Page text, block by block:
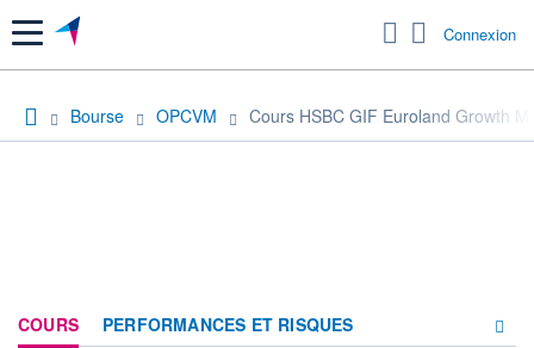
Menu Connexion
Bourse OPCVM Cours HSBC GIF Euroland Growth
COURS PERFORMANCES ET RISQUES